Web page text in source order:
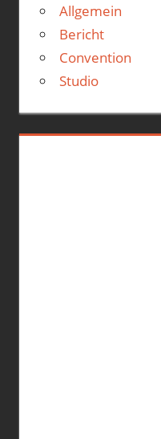
Allgemein
Bericht
Convention
Studio